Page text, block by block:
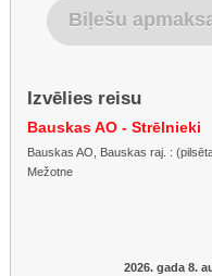
Biļešu
Izvēlies reisu
Bauskas AO - Strēlnieki
Bauskas AO, Bauskas raj. :
Mežotne
2026. gada 8.